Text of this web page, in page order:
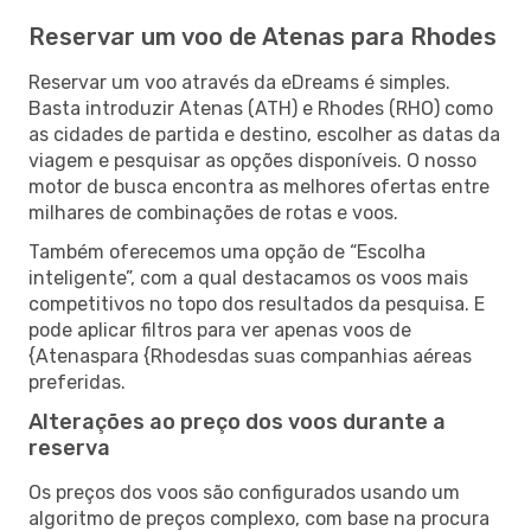
Reservar um voo de Atenas para Rhodes
Reservar um voo através da eDreams é simples.
Basta introduzir Atenas (ATH) e Rhodes (RHO) como
as cidades de partida e destino, escolher as datas da
viagem e pesquisar as opções disponíveis. O nosso
motor de busca encontra as melhores ofertas entre
milhares de combinações de rotas e voos.
Também oferecemos uma opção de “Escolha
inteligente”, com a qual destacamos os voos mais
competitivos no topo dos resultados da pesquisa. E
pode aplicar filtros para ver apenas voos de
{Atenaspara {Rhodesdas suas companhias aéreas
preferidas.
Alterações ao preço dos voos durante a
reserva
Os preços dos voos são configurados usando um
algoritmo de preços complexo, com base na procura